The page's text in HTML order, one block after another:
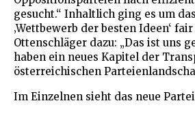
gesucht.“ Inhaltlich ging es um
‚Wettbewerb der besten Ideen‘
Ottenschläger dazu: „Das ist uns
haben ein neues Kapitel der
österreichischen
Im Einzelnen sieht das neue